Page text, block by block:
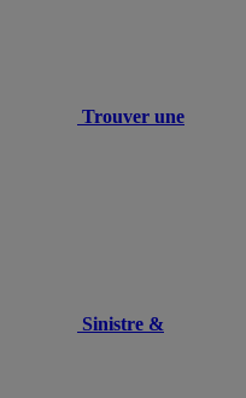
Trouver une
Sinistre &